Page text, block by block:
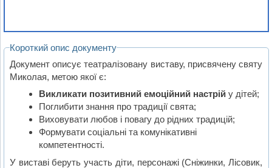
Короткий опис документу
Документ описує театралізовану виставу, присвячену святу
Миколая, метою якої є:
Викликати позитивний емоційний настрійу дітей;
Поглибити знання про традиції свята;
Виховувати любов і повагу до рідних традицій;
Формувати соціальні та комунікативні
компетентності.
У виставі беруть участь діти, персонажі (Сніжинки, Лісовик,